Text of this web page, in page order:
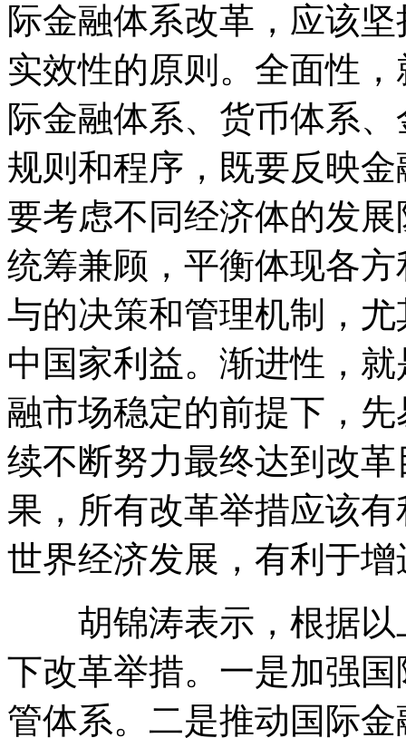
际金融体系改革，应该
实效性的原则。全面性
际金融体系、货币体系
规则和程序，既要反映
要考虑不同经济体的发
统筹兼顾，平衡体现各
与的决策和管理机制，
中国家利益。渐进性，
融市场稳定的前提下，
续不断努力最终达到改
果，所有改革举措应该
世界经济发展，有利于
胡锦涛表示，根据以
下改革举措。一是加强
管体系。二是推动国际